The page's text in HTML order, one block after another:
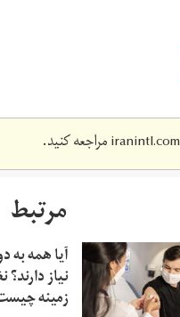
iranintl.comمراجعه کنید.
مرتبط
آیا همه به
نیاز
زمینه